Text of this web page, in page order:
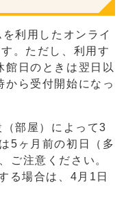
利用したオンライ
。ただし、利用す
館日のときは翌日以
から受付開始になっ
部屋）によって3
5ヶ月前の初日（多
ご注意ください。
る場合は、4月1日